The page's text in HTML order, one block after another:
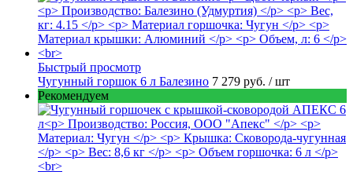
Быстрый просмотр
Чугунный горшок 6 л Балезино 7 279 руб. / шт
Рекомендуем